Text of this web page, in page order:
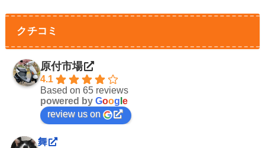
クチコミ
原付市場
4.1
Based on 65 reviews
powered by Goog e
review us on
舞